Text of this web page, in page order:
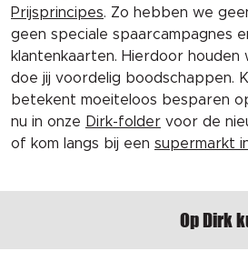
Prijsprincipes. Zo hebben we
geen speciale spaarcampagnes
klantenkaarten. Hierdoor houden
doe jij voordelig boodschappen.
betekent moeiteloos besparen
nu in onze Dirk-folder voor de
of kom langs bij een supermarkt
Op Dirk